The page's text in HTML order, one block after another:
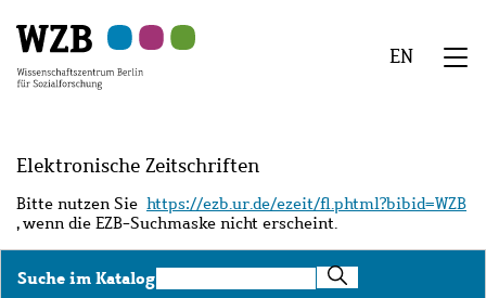
Hauptinhalt
springen
Navigation
springen
Suche
springen
Sekundärnavigation
springen
Fußzeile
springen
EN
Elektronische Zeitschriften
Bitte nutzen Sie https://ezb.ur.de/ezeit/fl.phtml?bibid=WZB
, wenn die EZB-Suchmaske nicht erscheint.
Suche im KatalogSuche